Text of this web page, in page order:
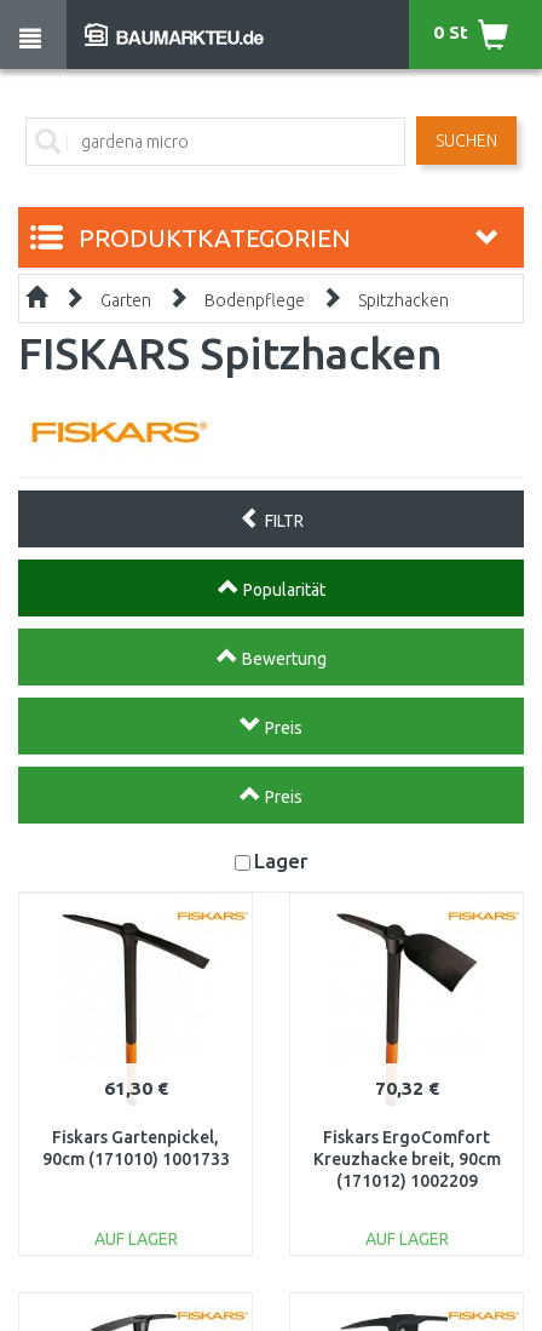
SUCHEN
0 St
PRODUKTKATEGORIEN
Garten Bodenpflege Spitzhacken
FISKARS Spitzhacken
FILTR
Popularität
Bewertung
Preis
Preis
Lager
61,30 €
Fiskars Gartenpickel,
90cm (171010) 1001733
AUF LAGER
70,32 €
Fiskars ErgoComfort
Kreuzhacke breit, 90cm
(171012) 1002209
AUF LAGER